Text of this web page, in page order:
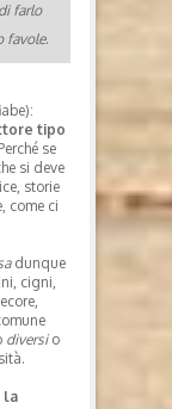
farlo
favole.
tipo
se
si deve
storie
come ci
dunque
cigni,
diversio
la